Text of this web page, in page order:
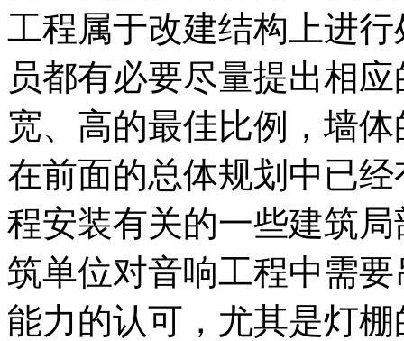
工程属于改建结构上进
员都有必要尽量提出相
宽、高的最佳比例，墙
在前面的总体规划中已
程安装有关的一些建筑
筑单位对音响工程中需
能力的认可，尤其是灯